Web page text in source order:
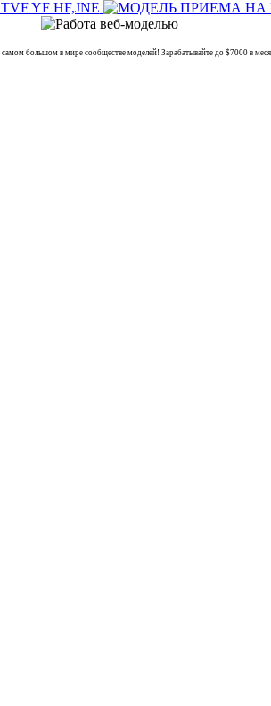
большом в мире сообществе моделей! Зарабатывайте до $7000 в